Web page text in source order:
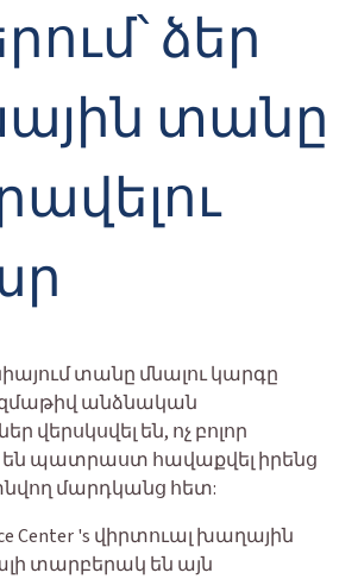
ձեր
տանը
տանը մնալու կարգը
անձնական
վերսկսվել են, ոչ բոլոր
պատրաստ հավաքվել իրենց
մարդկանց հետ:
Center 's վիրտուալ խաղային
տարբերակ են այն